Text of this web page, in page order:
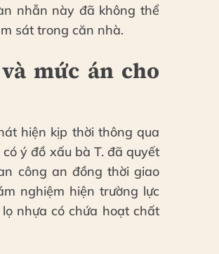
nhẫn này đã không thể
sát trong căn nhà.
mức án cho
hiện kịp thời thông qua
ý đồ xấu bà T. đã quyết
công an đồng thời giao
nghiệm hiện trường lực
nhựa có chứa hoạt chất